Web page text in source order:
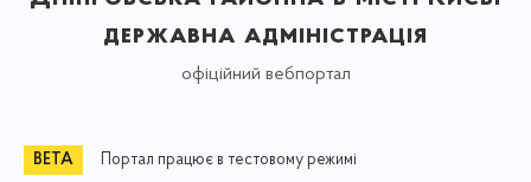
державна адміністрація
офіційний вебпортал
Портал працює в тестовому режимі